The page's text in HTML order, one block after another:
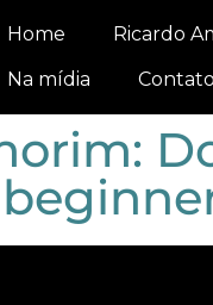
Home Ricardo
Na mídia
Contato